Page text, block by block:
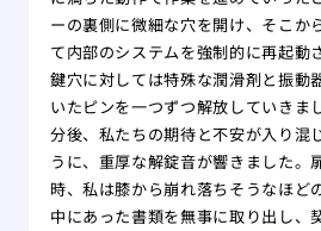
ーの裏側に微細な穴を開け、そこか
て内部のシステムを強制的に再起動
鍵穴に対しては特殊な潤滑剤と振動
いたピンを一つずつ解放していきま
分後、私たちの期待と不安が入り混
うに、重厚な解錠音が響きました。
時、私は膝から崩れ落ちそうなほど
中にあった書類を無事に取り出し、